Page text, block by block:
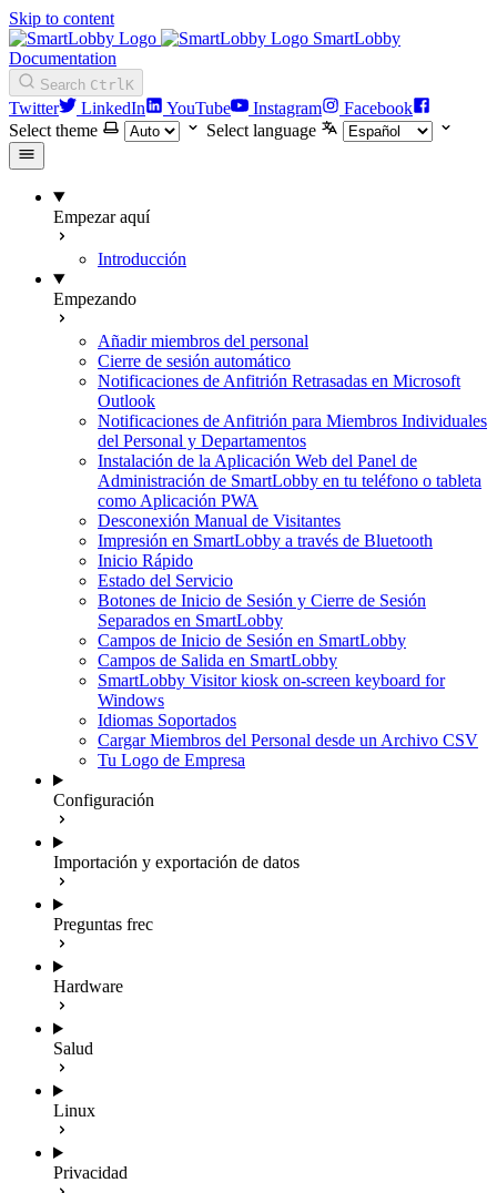
Skip to content
SmartLobby
Documentation
Search CtrlK
Twitter LinkedIn YouTube Instagram
Facebook
Select theme
Select language
Empezar aquí
Introducción
Empezando
Añadir miembros del personal
Cierre de sesión automático
Notificaciones de Anfitrión Retrasadas en Microsoft
Outlook
Notificaciones de Anfitrión para Miembros Individuales
del Personal y Departamentos
Instalación de la Aplicación Web del Panel de
Administración de SmartLobby en tu teléfono o tableta
como Aplicación PWA
Desconexión Manual de Visitantes
Impresión en SmartLobby a través de Bluetooth
Inicio Rápido
Estado del Servicio
Botones de Inicio de Sesión y Cierre de Sesión
Separados en SmartLobby
Campos de Inicio de Sesión en SmartLobby
Campos de Salida en SmartLobby
SmartLobby Visitor kiosk on-screen keyboard for
Windows
Idiomas Soportados
Cargar Miembros del Personal desde un Archivo CSV
Tu Logo de Empresa
Configuración
Importación y exportación de datos
Preguntas frec
Hardware
Salud
Linux
Privacidad